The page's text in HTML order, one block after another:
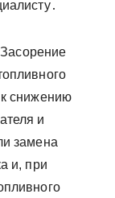
снижению
и
замена
и, при